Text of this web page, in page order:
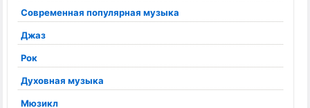
Современная популярная музыка
Джаз
Рок
Духовная музыка
Мюзикл